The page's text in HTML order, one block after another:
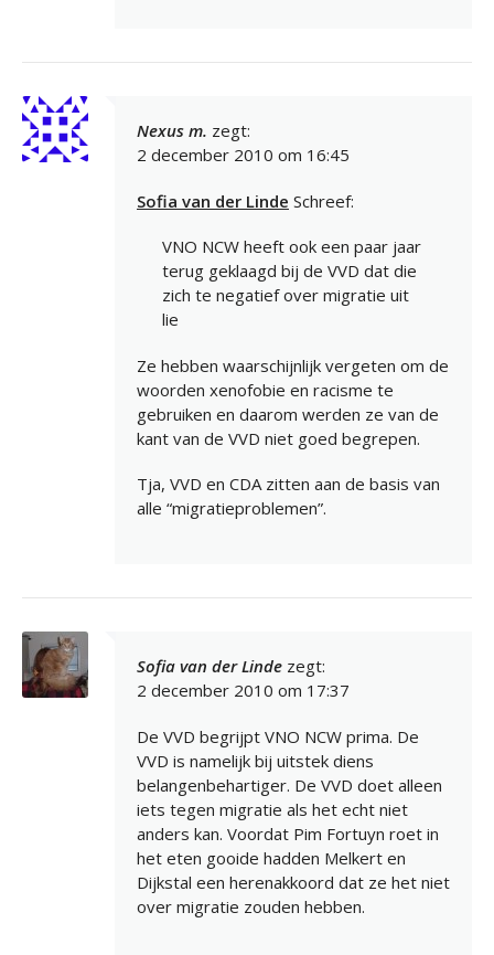
Nexus m. zegt:
2 december 2010 om 16:45
Sofia van der Linde Schreef:
VNO NCW heeft ook een paar jaar
terug geklaagd bij de VVD dat die
zich te negatief over migratie uit
lie
Ze hebben waarschijnlijk vergeten om de
woorden xenofobie en racisme te
gebruiken en daarom werden ze van de
kant van de VVD niet goed begrepen.
Tja, VVD en CDA zitten aan de basis van
alle “migratieproblemen”.
Sofia van der Linde zegt:
2 december 2010 om 17:37
De VVD begrijpt VNO NCW prima. De
VVD is namelijk bij uitstek diens
belangenbehartiger. De VVD doet alleen
iets tegen migratie als het echt niet
anders kan. Voordat Pim Fortuyn roet in
het eten gooide hadden Melkert en
Dijkstal een herenakkoord dat ze het niet
over migratie zouden hebben.